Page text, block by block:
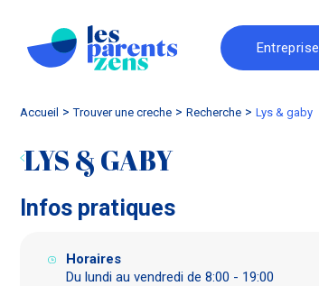
Entreprise
Accueil trouver une creche Recherche lys & gaby
LYS & GABY
Infos pratiques
Horaires
Du lundi au vendredi de 8:00 - 19:00